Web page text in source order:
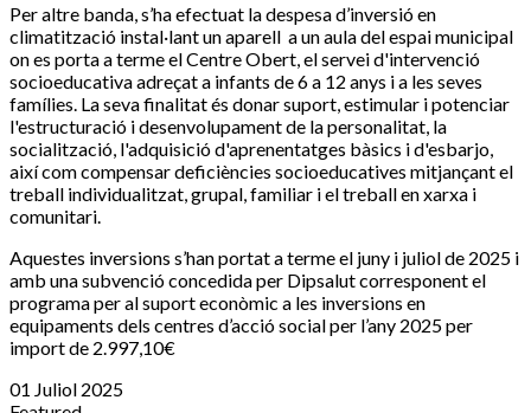
Per altre banda, s’ha efectuat la despesa d’inversió en
climatització instal·lant un aparell a un aula del espai municipal
on es porta a terme el Centre Obert, el servei d'intervenció
socioeducativa adreçat a infants de 6 a 12 anys i a les seves
famílies. La seva finalitat és donar suport, estimular i potenciar
l'estructuració i desenvolupament de la personalitat, la
socialització, l'adquisició d'aprenentatges bàsics i d'esbarjo,
així com compensar deficiències socioeducatives mitjançant el
treball individualitzat, grupal, familiar i el treball en xarxa i
comunitari.
Aquestes inversions s’han portat a terme el juny i juliol de 2025 i
amb una subvenció concedida per Dipsalut corresponent el
programa per al suport econòmic a les inversions en
equipaments dels centres d’acció social per l’any 2025 per
import de 2.997,10€
01 Juliol 2025